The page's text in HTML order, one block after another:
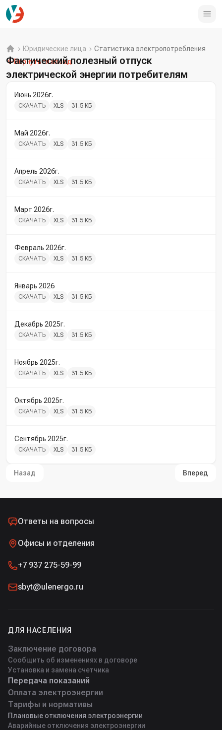
Юридические лица
Статистика электропотребления
Вернуться назад
Фактический полезный отпуск
электрической энергии потребителям
Июнь 2026г.
СКАЧАТЬ XLS 31.5 КБ
Май 2026г.
СКАЧАТЬ XLS 31.5 КБ
Апрель 2026г.
СКАЧАТЬ XLS 31.5 КБ
Март 2026г.
СКАЧАТЬ XLS 31.5 КБ
Февраль 2026г.
СКАЧАТЬ XLS 31.5 КБ
Январь 2026
СКАЧАТЬ XLS 31.5 КБ
Декабрь 2025г.
СКАЧАТЬ XLS 31.5 КБ
Ноябрь 2025г.
СКАЧАТЬ XLS 31.5 КБ
Октябрь 2025г.
СКАЧАТЬ XLS 31.5 КБ
Сентябрь 2025г.
СКАЧАТЬ XLS 31.5 КБ
Назад Вперед
Ответы на вопросы
Офисы и отделения
+7 937 275-59-99
sbyt@ulenergo.ru
ДЛЯ НАСЕЛЕНИЯ
Заключение договора
Сообщить об изменениях в договоре
Установка и замена счетчика
Передача показаний
Оплата электроэнергии
Тарифы и нормативы
Плановые отключения электроэнергии
Аварийные отключения электроэнергии